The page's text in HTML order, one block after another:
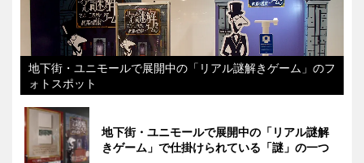
地下街・ユニモールで展開中の「リアル謎解きゲーム」のフ
ォトスポット
地下街・ユニモールで展開中の「リアル謎解
きゲーム」で仕掛けられている「謎」の一つ